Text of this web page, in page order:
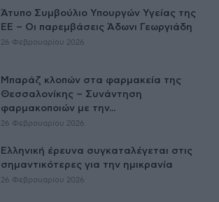
Άτυπο Συμβούλιο Υπουργών Υγείας της
ΕE – Οι παρεμβάσεις Άδωνι Γεωργιάδη
26 Φεβρουαρίου 2026
Μπαράζ κλοπών στα φαρμακεία της
Θεσσαλονίκης – Συνάντηση
φαρμακοποιών με την...
26 Φεβρουαρίου 2026
Ελληνική έρευνα συγκαταλέγεται στις
σημαντικότερες για την ημικρανία
26 Φεβρουαρίου 2026